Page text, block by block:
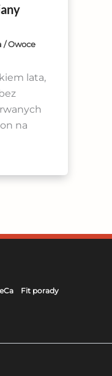
/Owoce
lata,
na
Fit porady